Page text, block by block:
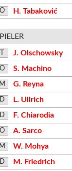
O H. Tabaković
J. Olschowsky
O S. Machino
M
G. Reyna
D L. Ullrich
D F. Chiarodia
O
A. Sarco
M W. Mohya
D
M. Friedrich